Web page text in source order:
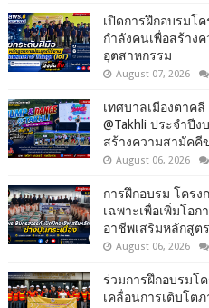
เปิดการฝึกอบรมโ
กำลังคนเพื่อสร้าง
อุตสาหกรรม
August 07, 2026
เทศบาลเมืองตาคลี
@Takhli ประจำปี
สร้างความสามัค
August 06, 2026
การฝึกอบรม โครง
เฉพาะเพื่อเพิ่มโอ
อาชีพเสริมหลักสูต
August 06, 2026
ร่วมการฝึกอบรมโ
เคลื่อนการเติบโต